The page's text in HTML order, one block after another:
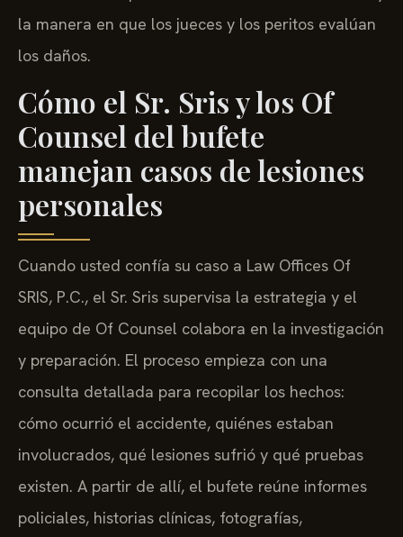
la manera en que los jueces y los peritos evalúan
los daños.
Cómo el Sr. Sris y los Of
Counsel del bufete
manejan casos de lesiones
personales
Cuando usted confía su caso a Law Offices Of
SRIS, P.C., el Sr. Sris supervisa la estrategia y el
equipo de Of Counsel colabora en la investigación
y preparación. El proceso empieza con una
consulta detallada para recopilar los hechos:
cómo ocurrió el accidente, quiénes estaban
involucrados, qué lesiones sufrió y qué pruebas
existen. A partir de allí, el bufete reúne informes
policiales, historias clínicas, fotografías,